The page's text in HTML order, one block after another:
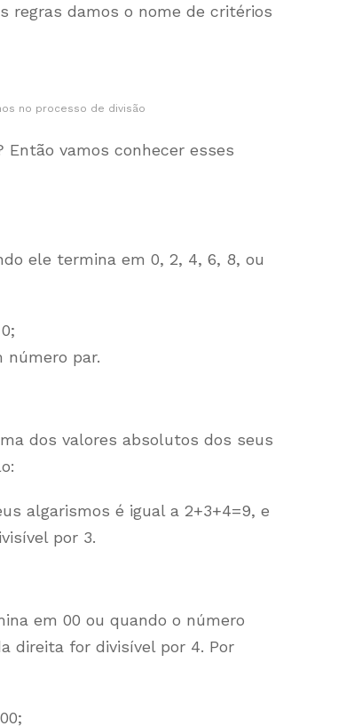
regras damos o nome de critérios
no processo de divisão
vamos conhecer esses
ele termina em 0, 2, 4, 6, 8, ou
número par.
dos valores absolutos dos seus
algarismos é igual a 2+3+4=9, e
por 3.
em 00 ou quando o número
direita for divisível por 4. Por